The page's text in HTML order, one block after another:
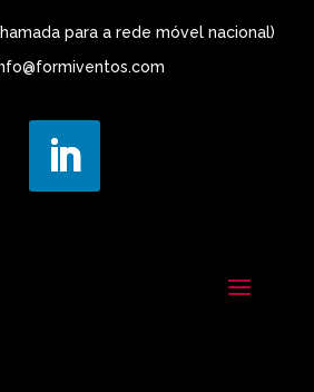
para a rede móvel nacional)